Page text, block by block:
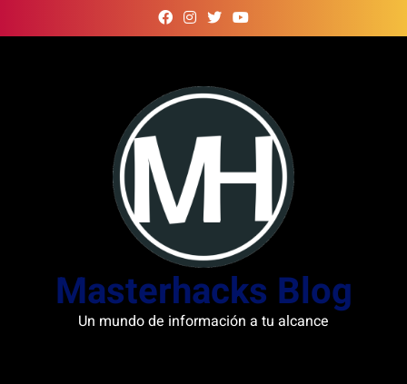
to
Masterhacks Blog
Un mundo de información a tu alcance